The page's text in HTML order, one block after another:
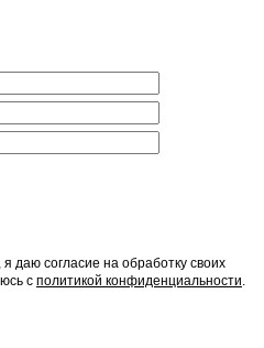
даю согласие на обработку своих
с политикой конфиденциальности.